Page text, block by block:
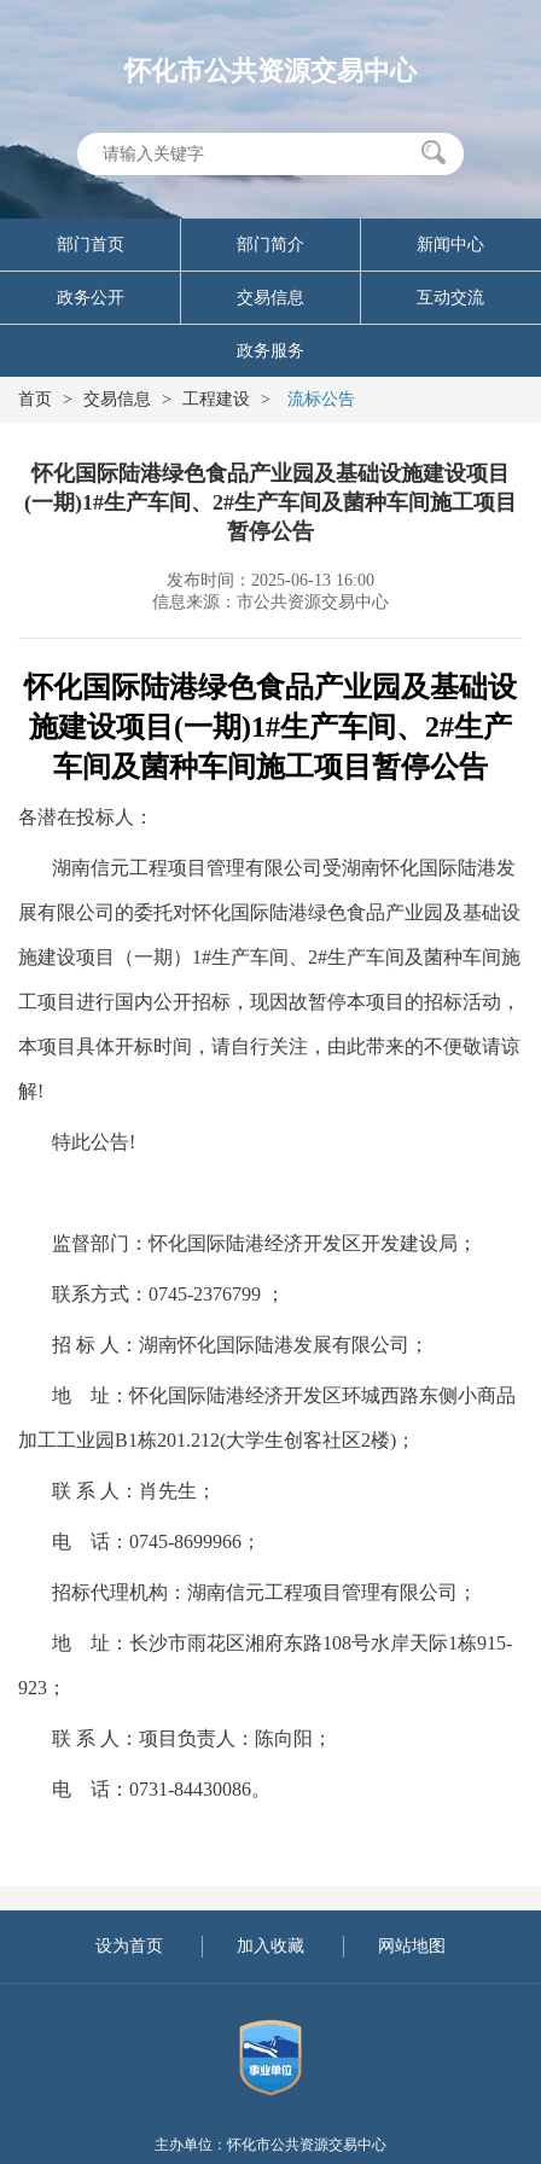
怀化市公共资源交易中心
部门首页 部门简介 新闻中心
政务公开 交易信息 互动交流
政务服务
首页 > 交易信息 > 工程建设 > 流标公告
怀化国际陆港绿色食品产业园及基础设施建设项目
(一期)1#生产车间、2#生产车间及菌种车间施工项目
暂停公告
发布时间：2025-06-13 16:00
信息来源：市公共资源交易中心
怀化国际陆港绿色食品产业园及基础设
施建设项目 (一期)1#生产车间、2#生产
车间及菌种车间施工项目暂停公告
各潜在投标人：
湖南信元工程项目管理有限公司受湖南怀化国际陆港发
展有限公司的委托对怀化国际陆港绿色食品产业园及基础设
施建设项目（一期） 1#生产车间、2#生产车间及菌种车间施
工项目进行国内公开招标，现因故暂停本项目的招标活动，
本项目具体开标时间，请自行关注，由此带来的不便敬请谅
解!
特此公告!
监督部门：怀化国际陆港经济开发区开发建设局；
联系方式： 0745-2376799 ；
招 标 人：湖南怀化国际陆港发展有限公司；
地 址：怀化国际陆港经济开发区环城西路东侧小商品
加工工业园B1栋201.212(大学生创客社区2楼)；
联 系 人：肖先生；
电 话： 0745-8699966；
招标代理机构：湖南信元工程项目管理有限公司；
地 址：长沙市雨花区湘府东路108号水岸天际1栋915-
923；
联 系 人：项目负责人：陈向阳；
电 话： 0731-84430086。
设为首页 加入收藏 网站地图
主办单位：怀化市公共资源交易中心